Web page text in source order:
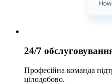
24/7
Професійна команда
цілодобово.